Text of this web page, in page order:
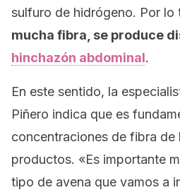
sulfuro de hidrógeno. Por lo
mucha fibra, se produce
hinchazón abdominal.
En este sentido, la
Piñero indica que es
concentraciones de fibra de
productos. «Es importante
tipo de avena que vamos a